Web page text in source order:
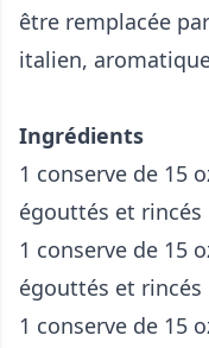
être remplacée
italien,
Ingrédients
1 conserve de 15
égouttés et rincés
1 conserve de 15
égouttés et rincés
1 conserve de 15